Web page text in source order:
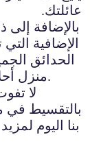
عائلتك.
بالإضافة
الإضافية
الحدائق
منزل أحلامك بأحد أفضل المناطق السكنية.
لا
بالتقسيط في
بنا اليوم